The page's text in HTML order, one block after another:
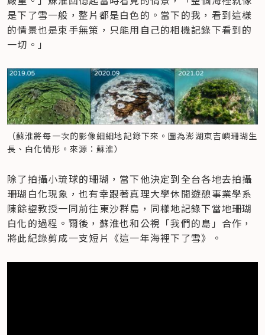
是下了雪一般，整片都是白色的。當下的我，看到這樣
的情景也是束手無策，只能用自己的相機記錄下看到的
一切。」
（蘇淮將每一次的影像細細地記錄下來。圖為澎湖東吉嶼珊瑚生
長、白化情形。來源：蘇淮）
除了拍攝小琉球的珊瑚，當下他決定到全台各地去拍攝
珊瑚白化現象，也有幸跟著真理大學休閒遊憩事業學系
陳餘鋆教授一同前往東沙群島，同樣地記錄下當地珊瑚
白化的過程。爾後，蘇淮也和公視「我們的島」合作，
將此紀錄剪成一支短片《這一年海裡下了雪》。